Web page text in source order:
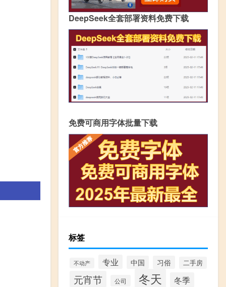
DeepSeek全套部署资料免费下载
免费可商用字体批量下载
标签
不动产 专业 中国 习俗 二手房
元宵节 公司 冬天 冬季